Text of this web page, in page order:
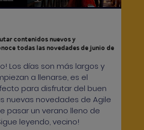
contenidos nuevos y
todas las novedades de junio de
Los días son más largos y
a llenarse, es el
para disfrutar del buen
nuevas novedades de Agile
pasar un verano lleno de
leyendo, vecino!